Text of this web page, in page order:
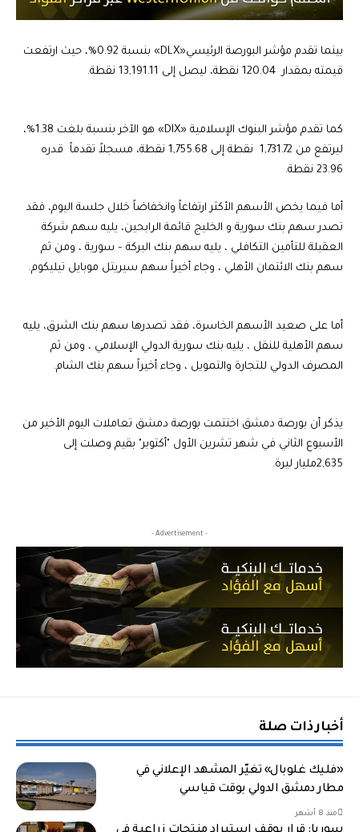
بينما تقدم مؤشر البورصة الرئيسي«DLX» بنسبة 0.92%، حيث ارتفعت
قيمته بمقدار 120.04 نقطة، ليصل إلى 13,191.11 نقطة.
كما تقدم مؤشر البنوك الإسلامية «DIX» هو الآخر بنسبة بلغت 1.38%،
ليرتفع من 1,731.72 نقطة إلى 1,755.68 نقطة، مسجلاً تقدماً قدره
23.96 نقطة.
أما فيما يخص الأسهم الأكثر ارتفاعاً وانخفاضاً خلال جلسة اليوم، فقد
تصدر سهم بنك سورية و الخليج قائمة الرابحين، يليه سهم شركة
العقيلة للتأمين التكافلي ، يليه سهم بنك البركة – سورية ، ومن ثم
سهم بنك الائتمان الأهلي ، وجاء أخيراً سهم سيريتل موبايل تيليكوم.
أما على صعيد الأسهم الخاسرة، فقد تصدرها سهم بنك الشرق، يليه
سهم الأهلية للنقل ، يليه بنك سورية الدولي الإسلامي ، ومن ثم
المصرف الدولي للتجارة والتمويل ، وجاء أخيراً سهم بنك الشام.
يذكر أن بورصة دمشق اختتمت بورصة دمشق تعاملات اليوم الأخير من
الأسبوع الثاني في شهر تشرين الأول "أكتوبر" بقيم وصلت إلى
2,635مليار ليرة.
- Advertisement -
أخبار ذات صلة
«فليك غلوبال» تغيّر المشهد الإعلاني في
مطار دمشق الدولي بوقت قياسي
منذ 8 أشهر